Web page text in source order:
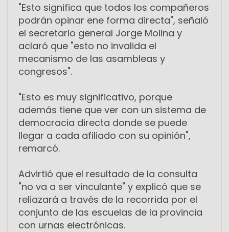
"Esto significa que todos los compañeros
podrán opinar ene forma directa", señaló
el secretario general Jorge Molina y
aclaró que "esto no invalida el
mecanismo de las asambleas y
congresos".
"Esto es muy significativo, porque
además tiene que ver con un sistema de
democracia directa donde se puede
llegar a cada afiliado con su opinión",
remarcó.
Advirtió que el resultado de la consulta
"no va a ser vinculante" y explicó que se
reliazará a través de la recorrida por el
conjunto de las escuelas de la provincia
con urnas electrónicas.